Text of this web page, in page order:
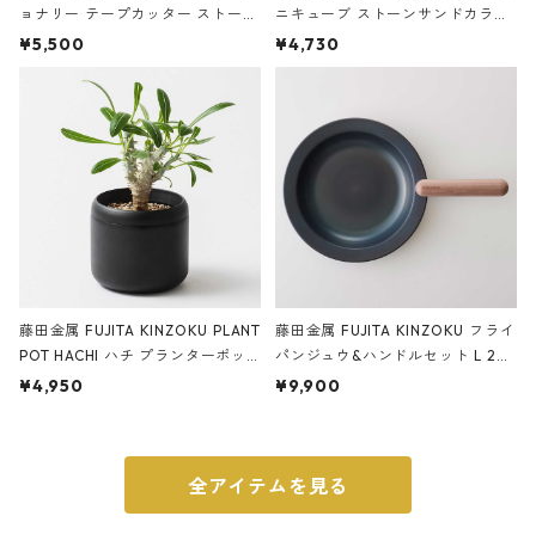
ョナリー テープカッター ストーン
サンドカラー 石調 ideaco Station
¥5,500
ニキューブ ストーンサンドカラー
石調 ideaco Umbrella Stand CUB
E ストーンサンドブラック
¥4,730
藤田金属 FUJITA KINZOKU PLANT
POT HACHI ハチ プランターポッ
ト 3号 ブラック
¥4,950
藤田金属 FUJITA KINZOKU フライ
パンジュウ&ハンドルセット L 24c
m ガス火・IH対応 鉄フライパン
¥9,900
全アイテムを見る